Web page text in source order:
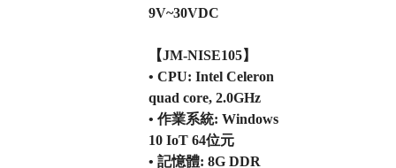
9V~30VDC
【JM-NISE105】
• CPU: Intel Celeron
quad core, 2.0GHz
• 作業系統: Windows
10 IoT 64位元
• 記憶體: 8G DDR